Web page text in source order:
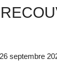
septembre